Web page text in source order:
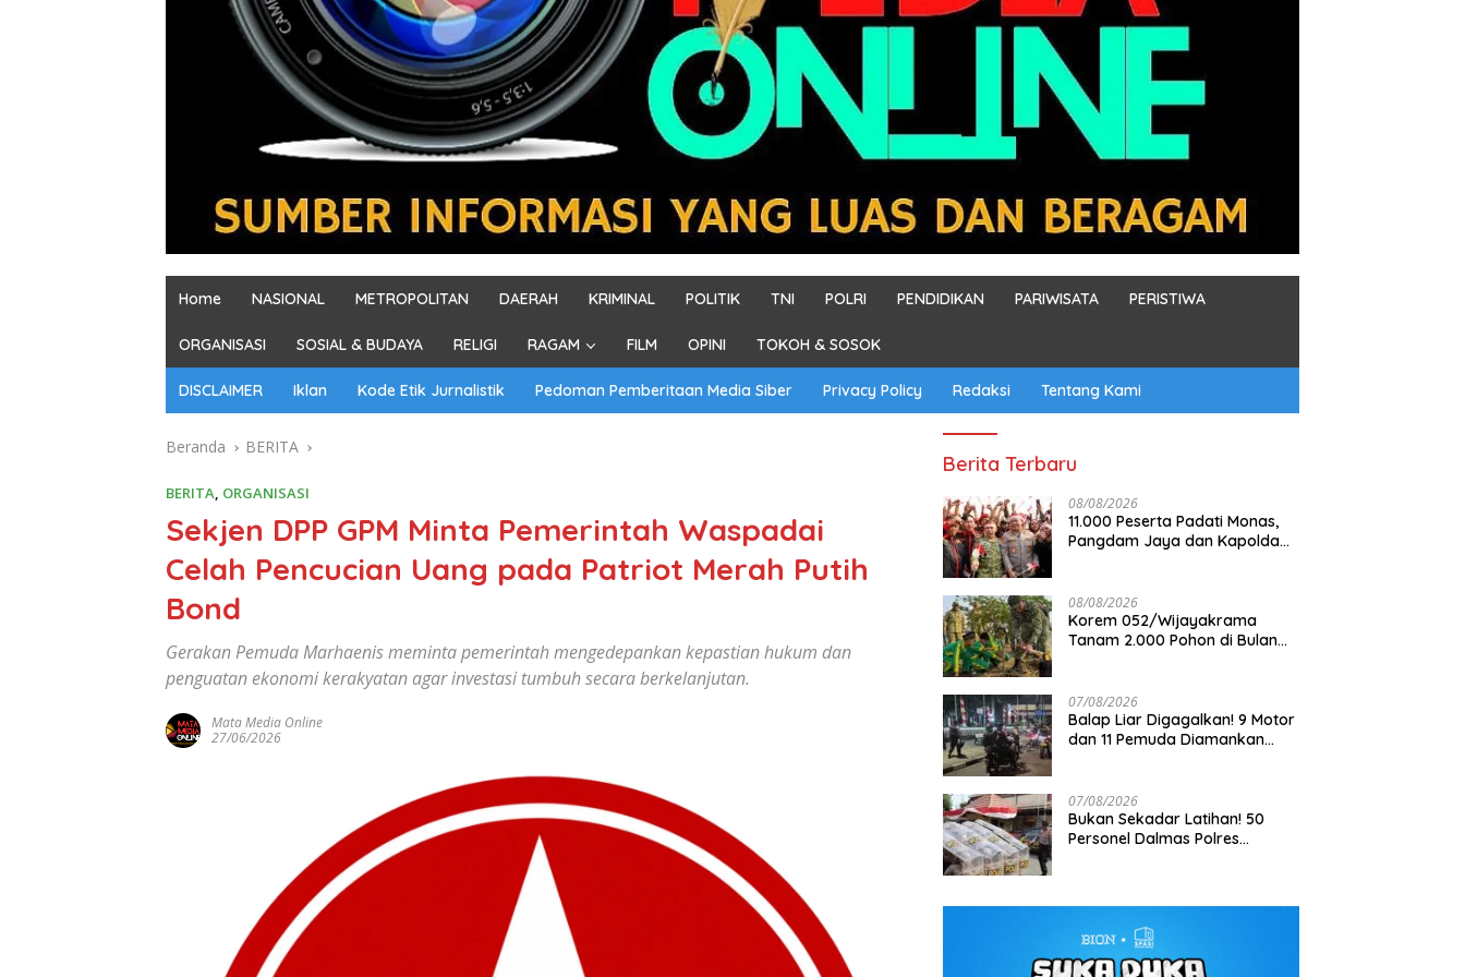
Home NASIONAL METROPOLITAN DAERAH KRIMINAL POLITIK TNI POLRI PENDIDIKAN PARIWISATA PERISTIWA
ORGANISASI SOSIAL & BUDAYA RELIGI RAGAM FILM OPINI TOKOH & SOSOK
DISCLAIMER Iklan Kode Etik Jurnalistik Pedoman Pemberitaan Media Siber Privacy Policy Redaksi Tentang Kami
Beranda BERITA
BERITA, ORGANISASI
Sekjen DPP GPM Minta Pemerintah Waspadai
Celah Pencucian Uang pada Patriot Merah Putih
Bond
Gerakan Pemuda Marhaenis meminta pemerintah mengedepankan kepastian hukum dan
penguatan ekonomi kerakyatan agar investasi tumbuh secara berkelanjutan.
Mata Media Online
27/06/2026
Berita Terbaru
08/08/2026
11.000 Peserta Padati Monas,
Pangdam Jaya dan Kapolda
08/08/2026
Korem 052/Wijayakrama
Tanam 2.000 Pohon di Bulan
07/08/2026
Balap Liar Digagalkan! 9 Motor
dan 11 Pemuda Diamankan
07/08/2026
Bukan Sekadar Latihan! 50
Personel Dalmas Polres